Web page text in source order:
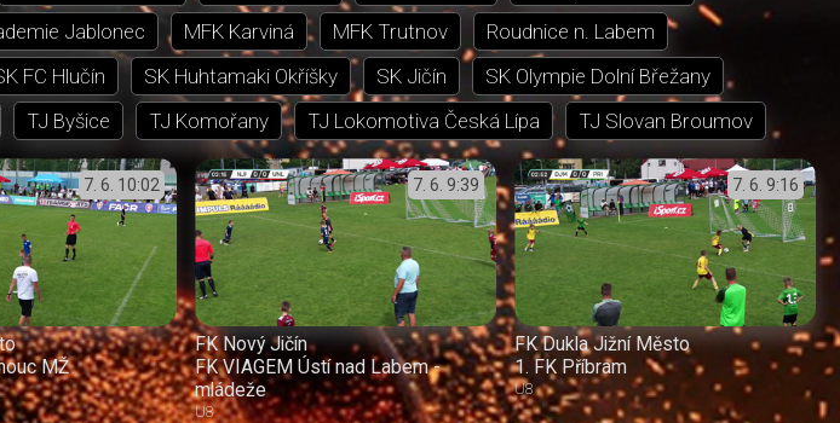
Jablonec MFK Karviná MFK Trutnov
Roudnice n. Labem
FC Hlučín SK Huhtamaki Okříšky SK Jičín
SK Olympie Dolní Břežany
TJ Byšice TJ Komořany TJ Lokomotiva Česká Lípa TJ Slovan Broumov
7. 6. 10:02
MŽ
7. 6. 9:39
FK Nový Jičín
FK VIAGEM Ústí nad Labem -
mládeže
U8
7. 6. 9:16
FK Dukla Jižní Město
1. FK Příbram
U8